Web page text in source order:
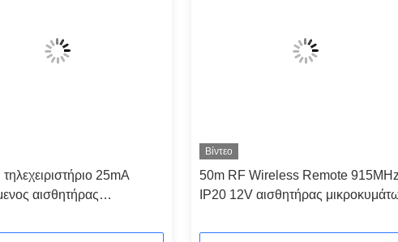
25mA
αισθητήρας
Βίντεο
50m RF Wireless Remote 915MHz
IP20 12V αισθητήρας